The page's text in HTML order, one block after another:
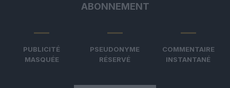
ABONNEMENT
PUBLICITÉ
MASQUÉE
PSEUDONYME
RÉSERVÉ
COMMENTAIRE
INSTANTANÉ